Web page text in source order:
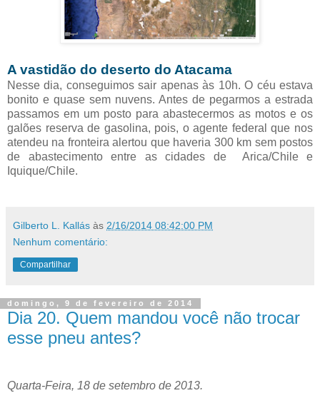
A vastidão do deserto do Atacama
Nesse dia, conseguimos sair apenas às 10h. O céu estava
bonito e quase sem nuvens. Antes de pegarmos a estrada
passamos em um posto para abastecermos as motos e os
galões reserva de gasolina, pois, o agente federal que nos
atendeu na fronteira alertou que haveria 300 km sem postos
de abastecimento entre as cidades de Arica/Chile e
Iquique/Chile.
Gilberto L. Kallás às 2/16/2014 08:42:00 PM
Nenhum comentário:
Compartilhar
domingo, 9 de fevereiro de 2014
Dia 20. Quem mandou você não trocar
esse pneu antes?
Quarta-Feira, 18 de setembro de 2013.